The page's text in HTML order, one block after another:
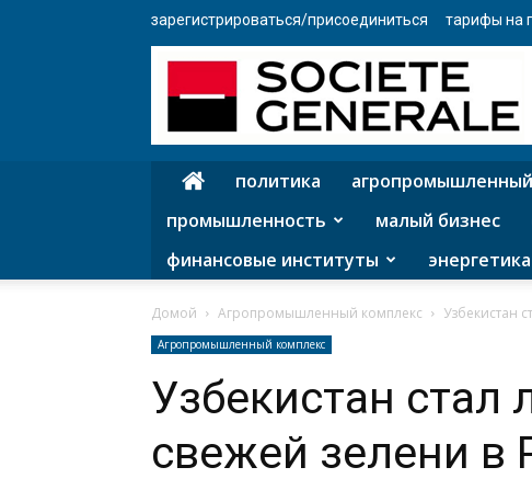
зарегистрироваться/присоединиться тарифы на
политика
промышленность
малый бизнес
финансовые институты
энергетика
Домой Агропромышленный комплекс Узбекистан
Агропромышленный комплекс
Узбекистан стал
свежей зелени в